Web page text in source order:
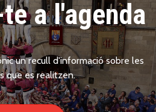
a l'agenda
un recull d'informació sobre les
que es realitzen.